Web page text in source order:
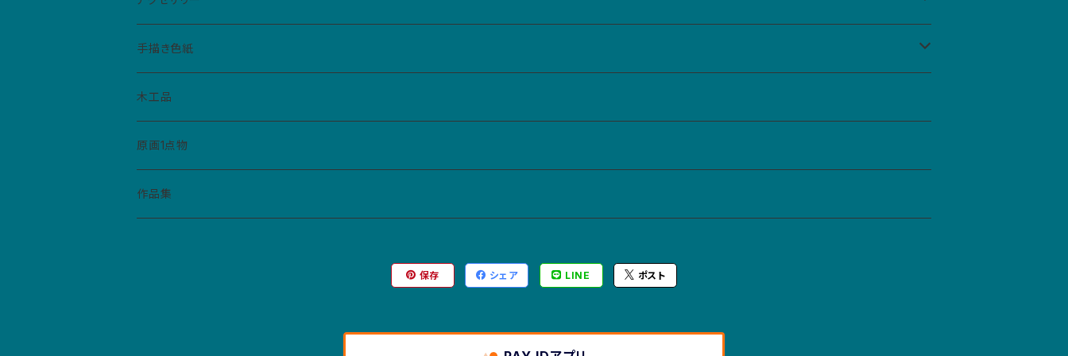
手帳型ケース
仮面
マトリョーシカ
コースター
財布・キーホルダー・パスケース
バッジ
ペーパーバッジ
缶バッジ
イヤリング
ペンダント
手描き色紙
ねこぼん
木工品
原画1点物
作品集
保存 シェア LINE ポスト